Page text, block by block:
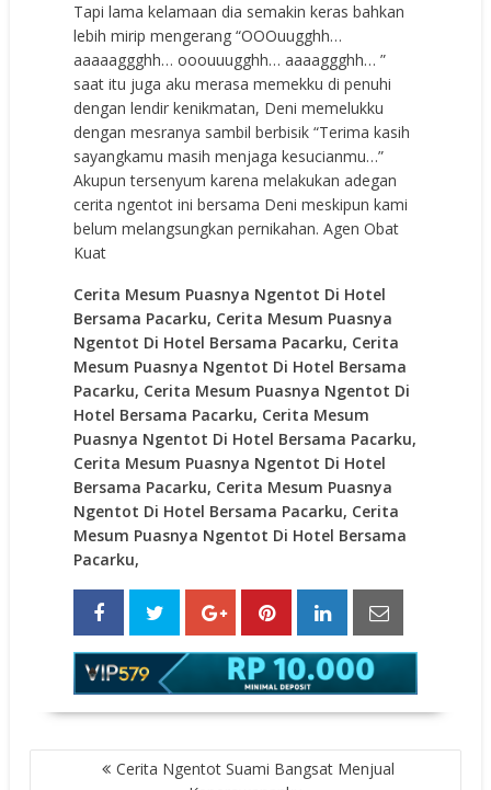
Tapi lama kelamaan dia semakin keras bahkan
lebih mirip mengerang “OOOuugghh…
aaaaaggghh… ooouuugghh… aaaaggghh… ”
saat itu juga aku merasa memekku di penuhi
dengan lendir kenikmatan, Deni memelukku
dengan mesranya sambil berbisik “Terima kasih
sayangkamu masih menjaga kesucianmu…”
Akupun tersenyum karena melakukan adegan
cerita ngentot ini bersama Deni meskipun kami
belum melangsungkan pernikahan.Agen Obat
Kuat
Cerita Mesum Puasnya Ngentot Di Hotel
Bersama Pacarku, Cerita Mesum Puasnya
Ngentot Di Hotel Bersama Pacarku, Cerita
Mesum Puasnya Ngentot Di Hotel Bersama
Pacarku, Cerita Mesum Puasnya Ngentot Di
Hotel Bersama Pacarku, Cerita Mesum
Puasnya Ngentot Di Hotel Bersama Pacarku,
Cerita Mesum Puasnya Ngentot Di Hotel
Bersama Pacarku, Cerita Mesum Puasnya
Ngentot Di Hotel Bersama Pacarku, Cerita
Mesum Puasnya Ngentot Di Hotel Bersama
Pacarku,
POST
Cerita Ngentot Suami Bangsat Menjual